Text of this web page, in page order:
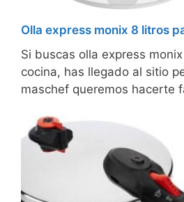
Olla express monix 8 litros
Si buscas olla express
cocina, has llegado al sitio
maschef queremos hacerte